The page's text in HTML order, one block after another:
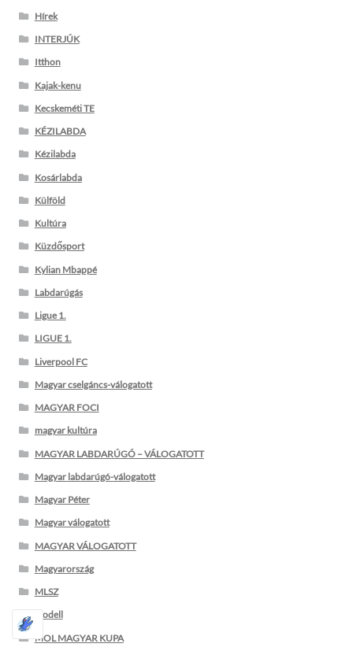
Hírek
INTERJÚK
Itthon
Kajak-kenu
Kecskeméti TE
KÉZILABDA
Kézilabda
Kosárlabda
Külföld
Kultúra
Küzdősport
Kylian Mbappé
Labdarúgás
Ligue 1.
LIGUE 1.
Liverpool FC
Magyar cselgáncs-válogatott
MAGYAR FOCI
magyar kultúra
MAGYAR LABDARÚGÓ – VÁLOGATOTT
Magyar labdarúgó-válogatott
Magyar Péter
Magyar válogatott
MAGYAR VÁLOGATOTT
Magyarország
MLSZ
modell
MOL MAGYAR KUPA